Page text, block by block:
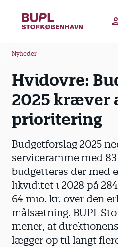
Nyheder
Hvidovre:
2025 kræver
prioritering
Budgetforslag 2025
serviceramme med
budgetteres der med
likviditet i 2028 på
64 mio. kr. over den
målsætning. BUPL
mener, at
lægger op til langt